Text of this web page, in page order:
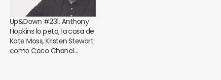
Up&Down #231. Anthony
Hopkins lo peta, la casa de
Kate Moss, Kristen Stewart
como Coco Chanel…